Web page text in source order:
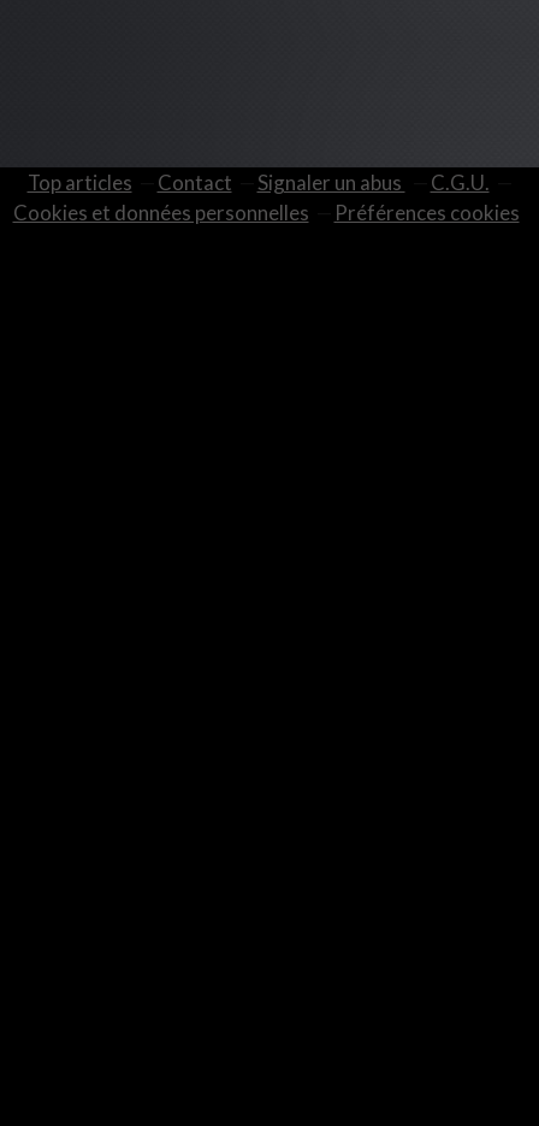
Top articles Contact Signaler un abus
C.G.U.
Cookies et données personnelles
Préférences cookies